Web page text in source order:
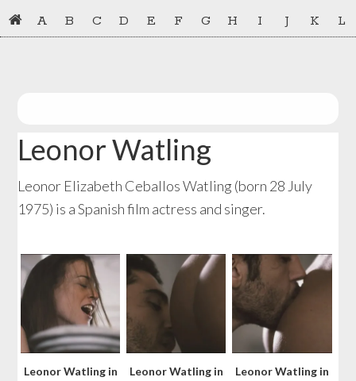
Skip
to
Skip
to
A B C D E F G H I J K L
Leonor Watling
Leonor Elizabeth Ceballos Watling (born 28 July
1975) is a Spanish film actress and singer.
Leonor Watling in
Leonor Watling in
Leonor Watling in